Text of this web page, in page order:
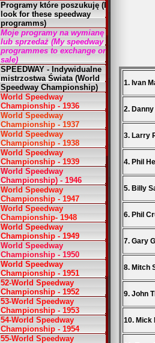
Programy które poszukuję (I
look for these speedway
programms)
Moje programy na wymianę
lub sprzedaż (My speedway
programmes to exchange or
sale)
SPEEDWAY - Indywidualne
mistrzostwa Świata (World
Speedway Championship)
World Speedway
Championship - 1936
World Speedway
Championship - 1937
World Speedway
Championship - 1938
World Speedway
Championship - 1939
World Speedway
Championship) - 1946
World Speedway
Championship - 1947
World Speedway
Championship- 1948
World Speedway
Championship - 1949
World Speedway
Championship - 1950
World Speedway
Championship - 1951
52-World Speedway
Championship - 1952
53-World Speedway
Championship - 1953
54-World Speedway
Championship - 1954
55-World Speedway
1. Ivan
2.
3. Larry
4. Phil
5. Billy
6. Phil
7. Gary
8. Mitch
9. John
10. Mick